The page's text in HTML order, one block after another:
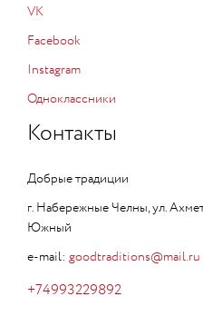
VK
Facebook
Instagram
Одноклассники
Контакты
Добрые традиции
г. Набережные Челны, ул.
Южный
e-mail: goodtraditions@mail.ru
+74993229892